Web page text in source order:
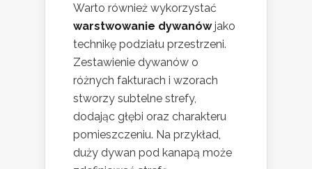
Warto również wykorzystać
warstwowanie dywanówjako
technikę podziału przestrzeni.
Zestawienie dywanów o
różnych fakturach i wzorach
stworzy subtelne strefy,
dodając głębi oraz charakteru
pomieszczeniu. Na przykład,
duży dywan pod kanapą może